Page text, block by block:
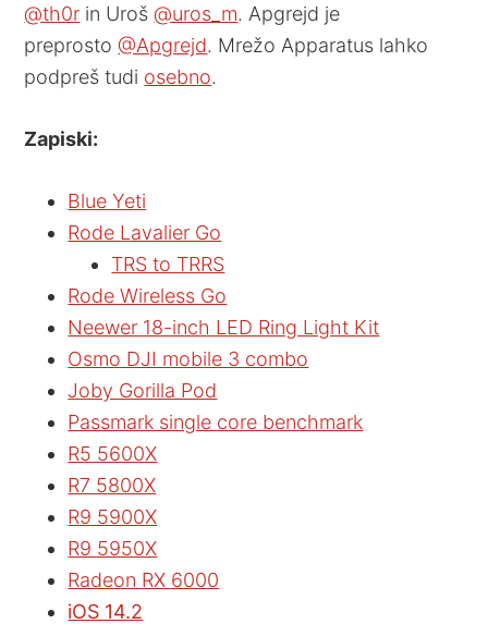
@th0r in Uroš@uros_m. Apgrejd je
preprosto@Apgrejd. Mrežo Apparatus lahko
podpreš tudi osebno.
Zapiski:
Blue Yeti
Rode Lavalier Go
TRS to TRRS
Rode Wireless Go
Neewer 18-inch LED Ring Light Kit
Osmo DJI mobile 3 combo
Joby Gorilla Pod
Passmark single core benchmark
R5 5600X
R7 5800X
R9 5900X
R9 5950X
Radeon RX 6000
iOS 14.2